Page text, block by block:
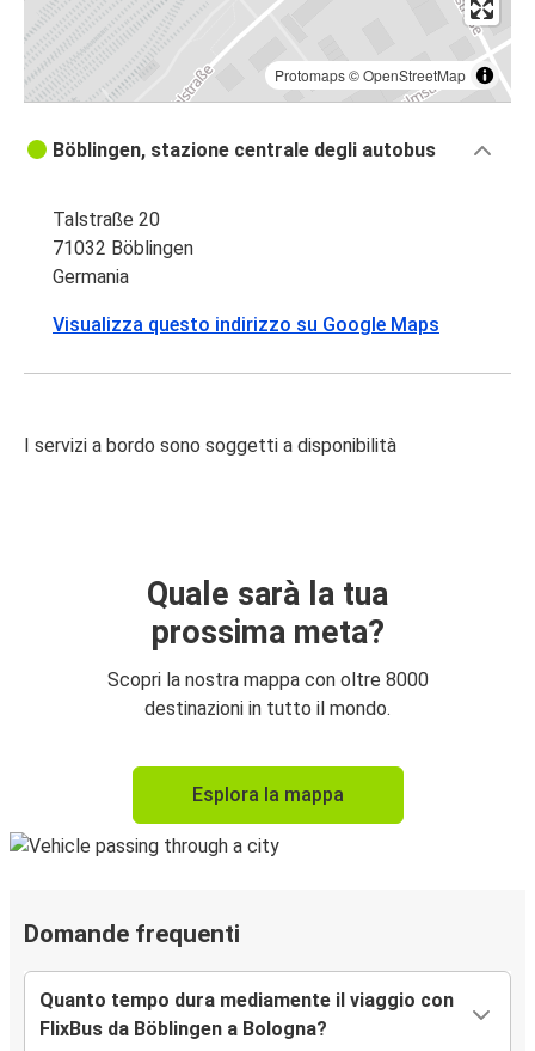
Protomaps©OpenStreetMap
Böblingen, stazione centrale degli autobus
Talstraße 20
71032 Böblingen
Germania
Visualizza questo indirizzo su Google Maps
I servizi a bordo sono soggetti a disponibilità
Quale sarà la tua
prossima meta?
Scopri la nostra mappa con oltre 8000
destinazioni in tutto il mondo.
Esplora la mappa
Domande frequenti
Quanto tempo dura mediamente il viaggio con
FlixBus da Böblingen a Bologna?